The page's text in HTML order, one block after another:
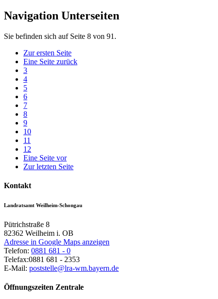
Navigation Unterseiten
Sie befinden sich auf Seite 8 von 91.
Zur ersten Seite
Eine Seite zurück
3
4
5
6
7
8
9
10
11
12
Eine Seite vor
Zur letzten Seite
Kontakt
Landratsamt Weilheim-Schongau
Pütrichstraße 8
82362 Weilheim i. OB
Adresse in Google Maps anzeigen
Telefon: 0881 681 - 0
Telefax:0881 681 - 2353
E-Mail: poststelle@lra-wm.bayern.de
Öffnungszeiten Zentrale